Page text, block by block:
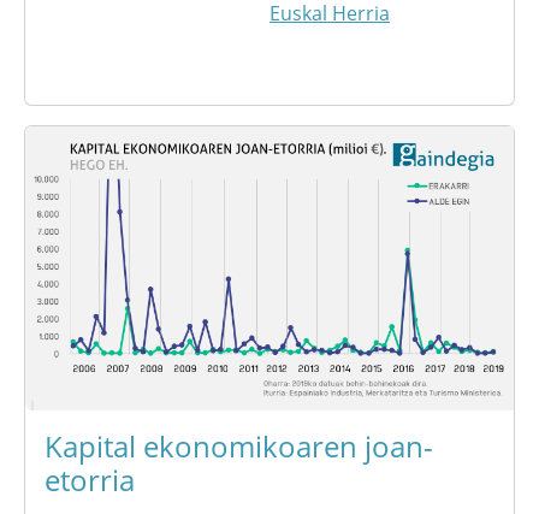
Euskal Herria
Kapital ekonomikoaren joan-
etorria